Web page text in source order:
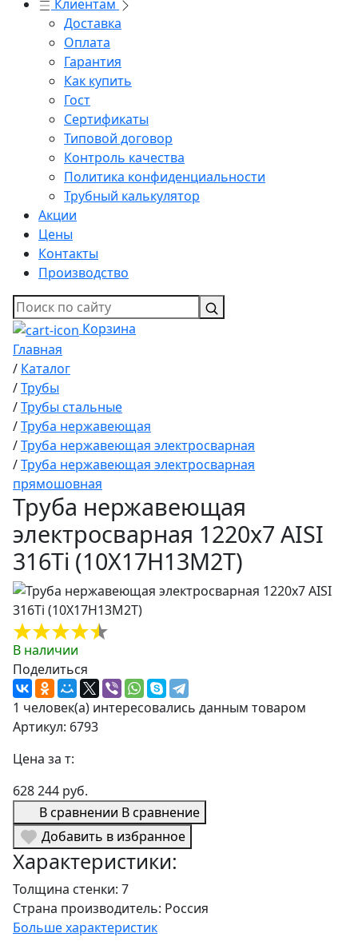
Клиентам
Доставка
Оплата
Гарантия
Как купить
Гост
Сертификаты
Типовой договор
Контроль качества
Политика конфиденциальности
Трубный калькулятор
Акции
Цены
Контакты
Производство
Корзина
Главная
/ Каталог
/Трубы
/Трубы стальные
/Труба нержавеющая
/Труба нержавеющая электросварная
/Труба нержавеющая электросварная
прямошовная
Труба нержавеющая
электросварная 1220х7 AISI
316Ti (10Х17Н13М2Т)
В наличии
Поделиться
1 человек(а) интересовались данным товаром
Артикул: 6793
Цена за т:
628 244 руб.
В сравнении В сравнение
Добавить в избранное
Характеристики:
Толщина стенки: 7
Страна производитель: Россия
Больше характеристик